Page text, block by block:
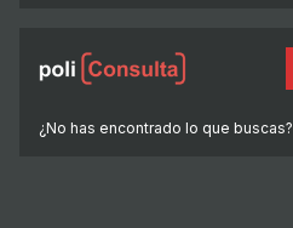
¿No has encontrado lo que buscas?